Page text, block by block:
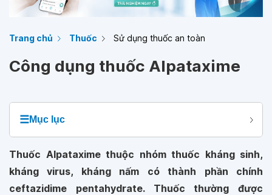
Trang chủ Thuốc Sử dụng thuốc an toàn
Công dụng thuốc Alpataxime
☰Mục lục
Thuốc Alpataxime thuộc nhóm thuốc kháng sinh,
kháng virus, kháng nấm có thành phần chính
ceftazidime pentahydrate. Thuốc thường được